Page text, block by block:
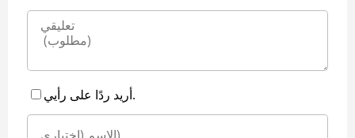
أريد ردًا على رأيي.